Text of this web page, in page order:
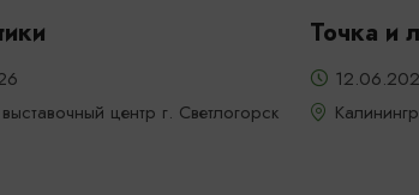
центр г. Светлогорск
Точка и